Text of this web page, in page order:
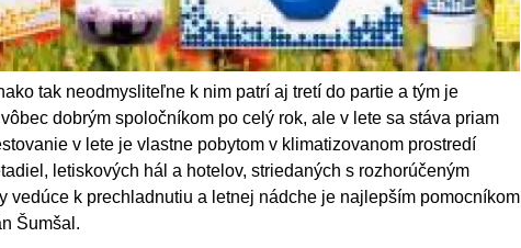
tak neodmysliteľne k nim patrí aj tretí do partie a tým je
dobrým spoločníkom po celý rok, ale v lete sa stáva priam
v lete je vlastne pobytom v klimatizovanom prostredí
letiskových hál a hotelov, striedaných s rozhorúčeným
vedúce k prechladnutiu a letnej nádche je najlepším pomocníkom
Šumšal.